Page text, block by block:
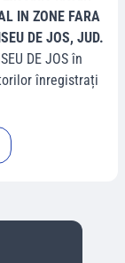
IN ZONE FARA
DE JOS, JUD.
DE JOS în
înregistrați